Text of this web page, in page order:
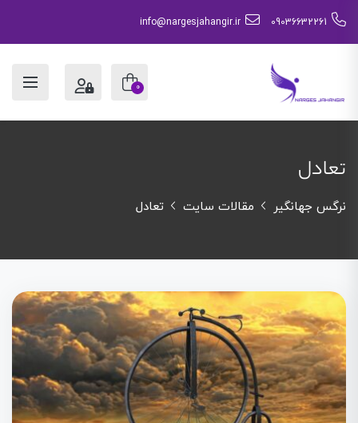
09036632261
info@nargesjahangir.ir
0
تعادل
نرگس جهانگیر مقالات سایت تعادل